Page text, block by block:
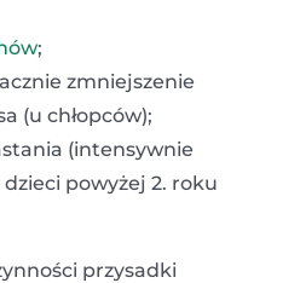
;
zmniejszenie
(u chłopców);
(intensywnie
powyżej 2. roku
przysadki